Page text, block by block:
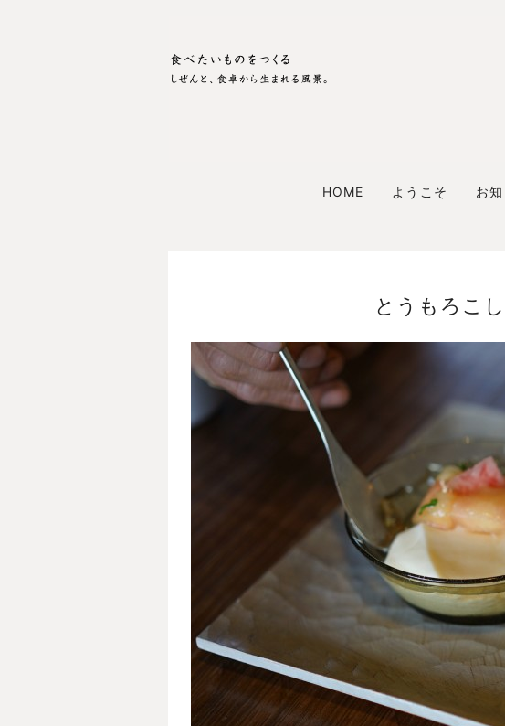
HOME ようこそ お
とうもろこ